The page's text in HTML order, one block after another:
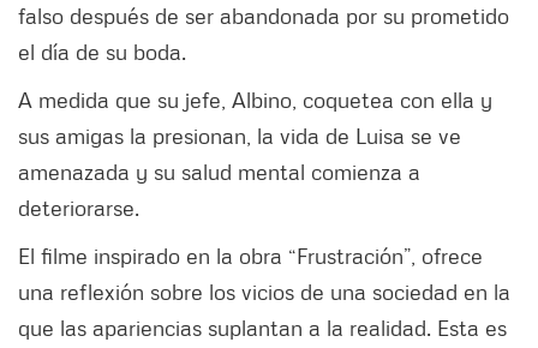
falso después de ser abandonada por su prometido
el día de su boda.
A medida que su jefe, Albino, coquetea con ella y
sus amigas la presionan, la vida de Luisa se ve
amenazada y su salud mental comienza a
deteriorarse.
El filme inspirado en la obra “Frustración”, ofrece
una reflexión sobre los vicios de una sociedad en la
que las apariencias suplantan a la realidad. Esta es